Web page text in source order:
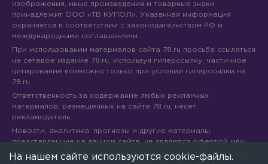
изображения, иные произведения и товарные знаки
принадлежит ООО «ТВ КУПОЛ». Указанная информация
охраняется в соответствии с законодательством РФ и
международными соглашениями.
При использовании материалов сайта 78.ru просьба ссылаться
на сетевое издание 78.ru, используя гиперссылку, частичное
цитирование возможно только при условии гиперссылки на
78.ru
Ответственность за содержание любых рекламных
материалов, размещенных на сайте 78.ru, несет
рекламодатель.
Новости, аналитика, прогнозы и другие материалы,
представленные на данном сайте, не являются офертой или
рекомендацией к покупке или продаже каких-либо активов.
На нашем сайте используются cookie-файлы.